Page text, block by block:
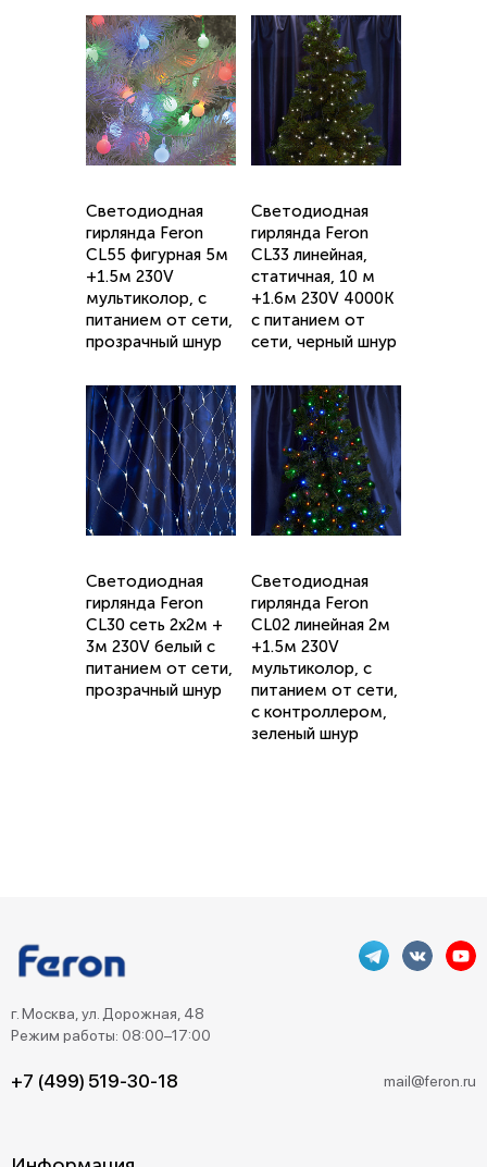
Светодиодная
гирлянда Feron
CL55 фигурная 5м
+1.5м 230V
мультиколор, c
питанием от сети,
прозрачный шнур
Светодиодная
гирлянда Feron
CL33 линейная,
статичная, 10 м
+1.6м 230V 4000K
c питанием от
сети, черный шнур
Светодиодная
гирлянда Feron
CL30 сеть 2х2м +
3м 230V белый c
питанием от сети,
прозрачный шнур
Светодиодная
гирлянда Feron
CL02 линейная 2м
+1.5м 230V
мультиколор, c
питанием от сети,
с контроллером,
зеленый шнур
г. Москва, ул. Дорожная, 48
Режим работы: 08:00–17:00
+7 (499) 519-30-18 mail@feron.ru